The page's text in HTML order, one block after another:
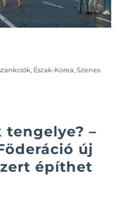
, Észak-Korea, Szenes
–
új
építhet